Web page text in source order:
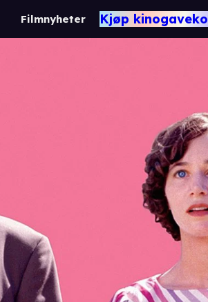
Filmnyheter Kjøp